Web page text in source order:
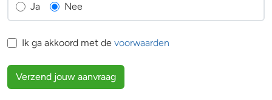
Ja Nee
Ik ga akkoord met de voorwaarden
Verzend jouw aanvraag